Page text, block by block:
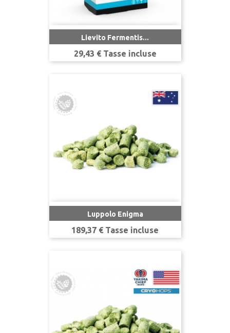
Lievito Fermentis...
Prezzo
29,43 € Tasse incluse
Luppolo Enigma
Prezzo
189,37 € Tasse incluse